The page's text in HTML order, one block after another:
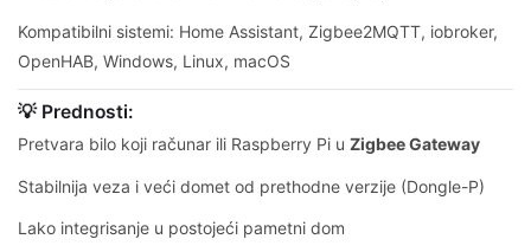
Kompatibilni sistemi: Home Assistant, Zigbee2MQTT, iobroker,
OpenHAB, Windows, Linux, macOS
💡 Prednosti:
Pretvara bilo koji računar ili Raspberry Pi u Zigbee Gateway
Stabilnija veza i veći domet od prethodne verzije (Dongle-P)
Lako integrisanje u postojeći pametni dom